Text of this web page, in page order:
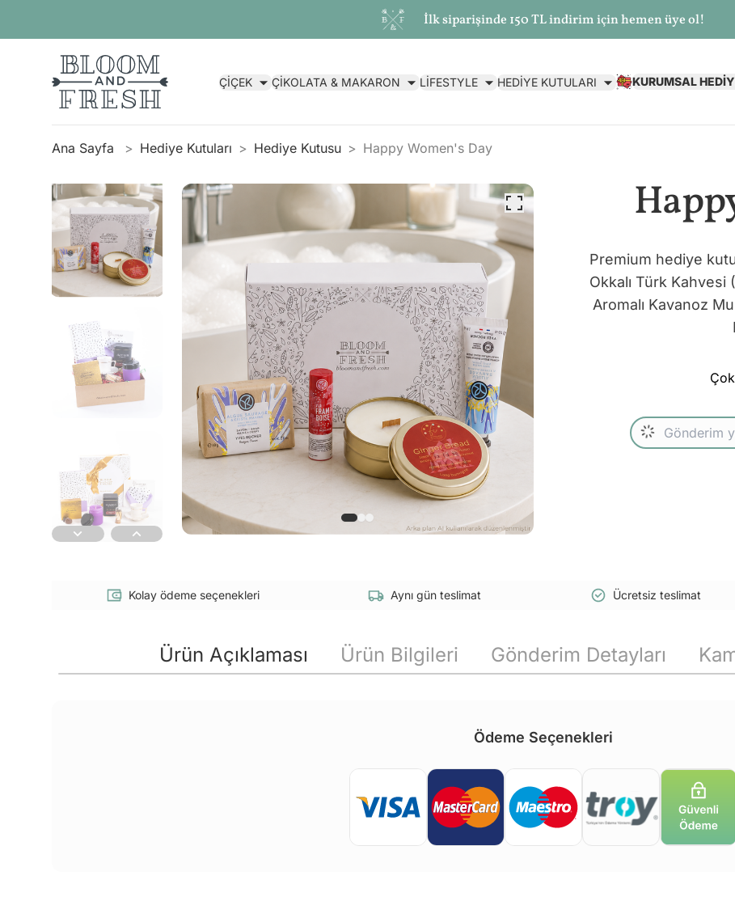
İlk siparişinde 150 TL indirim için hemen üye ol!
ÇİÇEK ÇİKOLATA & MAKARON LİFESTYLE HEDİYE KUTULARI KURUMSAL
Ana Sayfa Hediye Kutuları Hediye Kutusu Happy Women's Day
Premium hediye
Okkalı Türk Kahvesi
Aromalı Kavanoz
Kolay ödeme seçenekleri Aynı gün teslimat Ücretsiz teslimat
Ürün Açıklaması Ürün Bilgileri Gönderim Detayları
Ödeme Seçenekleri